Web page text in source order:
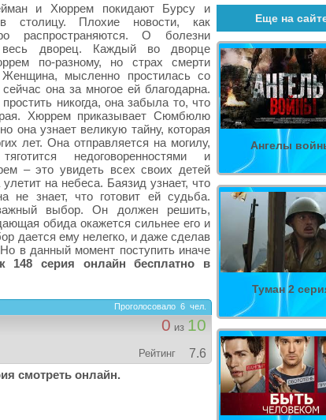
Еще на
Ангелы
Туман 2
и Хюррем покидают Бурсу и
столицу. Плохие новости, как
распространяются. О болезни
дворец. Каждый во дворце
по-разному, но страх смерти
мысленно простилась со
она за многое ей благодарна.
никогда, она забыла то, что
Хюррем приказывает Сюмбюлю
она узнает великую тайну, которая
лет. Она отправляется на могилу,
недоговоренностями и
– это увидеть всех своих детей
на небеса. Баязид узнает, что
не знает, что готовит ей судьба.
выбор. Он должен решить,
обида окажется сильнее его и
дается ему нелегко, и даже сделав
в данный момент поступить иначе
148 серия онлайн бесплатно в
Проголосовало 6 чел.
0 из 10
Рейтинг
7.6
смотреть онлайн.